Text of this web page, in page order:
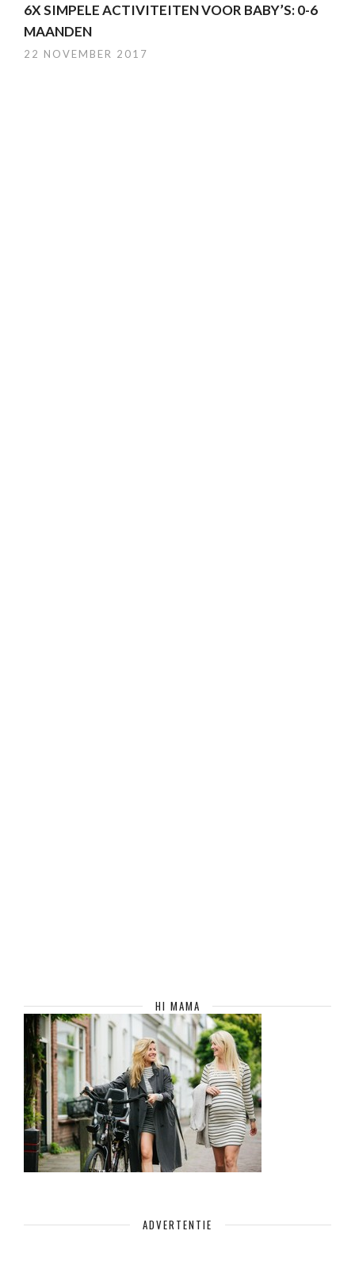
6X SIMPELE ACTIVITEITEN VOOR BABY’S: 0-6
MAANDEN
22 NOVEMBER 2017
HI MAMA
ADVERTENTIE